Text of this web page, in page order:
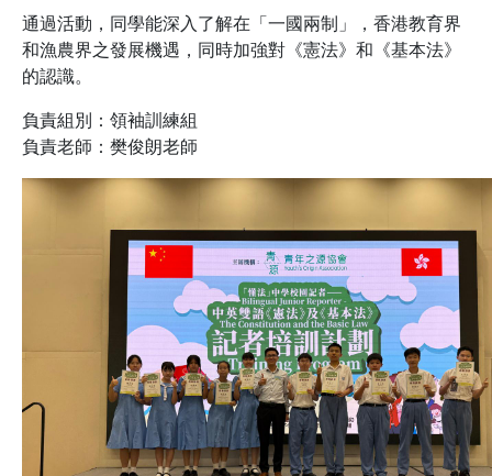
通過活動，同學能深入了解在「一國兩制」，香港教育界
和漁農界之發展機遇，同時加強對《憲法》和《基本法》
的認識。
負責組別：領袖訓練組
負責老師：樊俊朗老師